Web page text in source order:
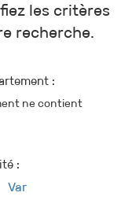
les critères
recherche.
:
ne contient
:
Var